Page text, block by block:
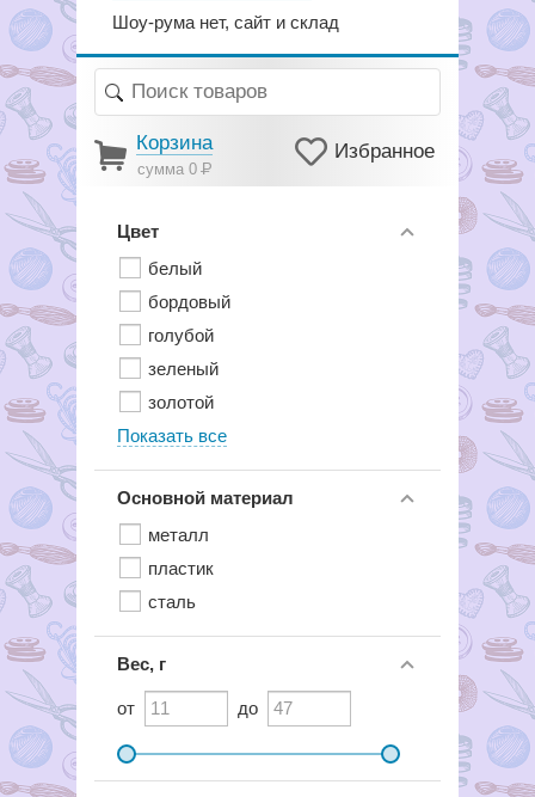
Шоу-рума нет, сайт и склад
Корзина
сумма 0Р
Избранное
Цвет
белый
бордовый
голубой
зеленый
золотой
Показать все
Основной материал
металл
пластик
сталь
Вес, г
от до